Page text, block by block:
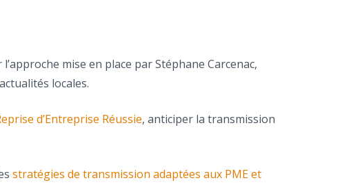
mise en place par Stéphane Carcenac,
locales.
d’Entreprise Réussie, anticiper la transmission
stratégies de transmission adaptées aux PME et